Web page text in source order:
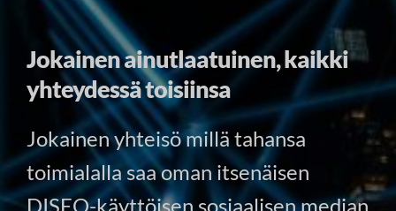
Jokainen ainutlaatuinen, kaikki
yhteydessä toisiinsa
Jokainen yhteisö millä tahansa
toimialalla saa oman itsenäisen
DISEO-käyttöisen sosiaalisen median